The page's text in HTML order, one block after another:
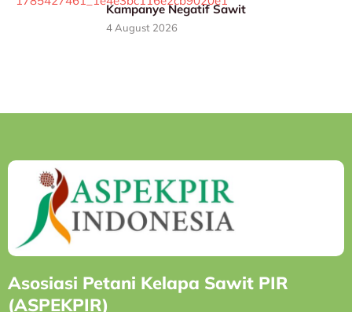
Kampanye Negatif Sawit
4 August 2026
Asosiasi Petani Kelapa Sawit PIR
(ASPEKPIR)